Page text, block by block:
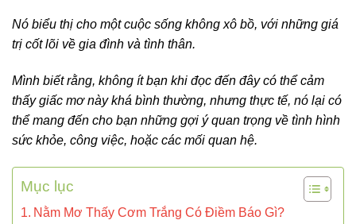
Nó biểu thị cho một cuộc sống không xô bồ, với những giá
trị cốt lõi về gia đình và tình thân.
Mình biết rằng, không ít bạn khi đọc đến đây có thể cảm
thấy giấc mơ này khá bình thường, nhưng thực tế, nó lại có
thể mang đến cho bạn những gợi ý quan trọng về tình hình
sức khỏe, công việc, hoặc các mối quan hệ.
Mục lục
Nằm Mơ Thấy Cơm Trắng Có Điềm Báo Gì?